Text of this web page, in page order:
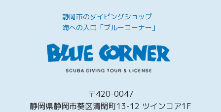
静岡市のダイビングショップ
海への入口「ブルーコーナー」
〒420-0047
静岡県静岡市葵区清閑町13-12 ツインコア1F